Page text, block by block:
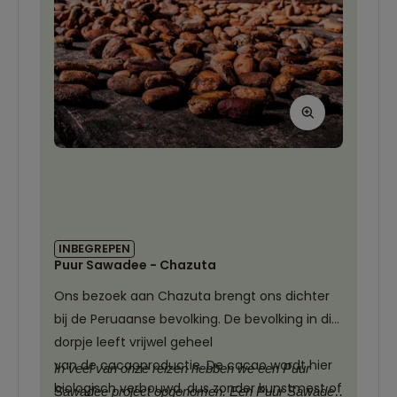
INBEGREPEN
Puur Sawadee - Chazuta
Ons bezoek aan Chazuta brengt ons dichter
bij de Peruaanse bevolking. De bevolking in dit
dorpje leeft vrijwel geheel
van de cacaoproductie. De cacao wordt hier
biologisch verbouwd, dus zonder kunstmest of
In veel van onze reizen hebben we een Puur
Sawadee project opgenomen. Een Puur Sawadee